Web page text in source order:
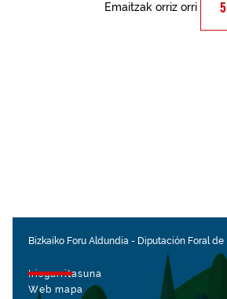
Emaitzak orriz orri
Bizkaiko Foru Aldundia - Diputación Foral de
Irisgarritasuna
Web mapa